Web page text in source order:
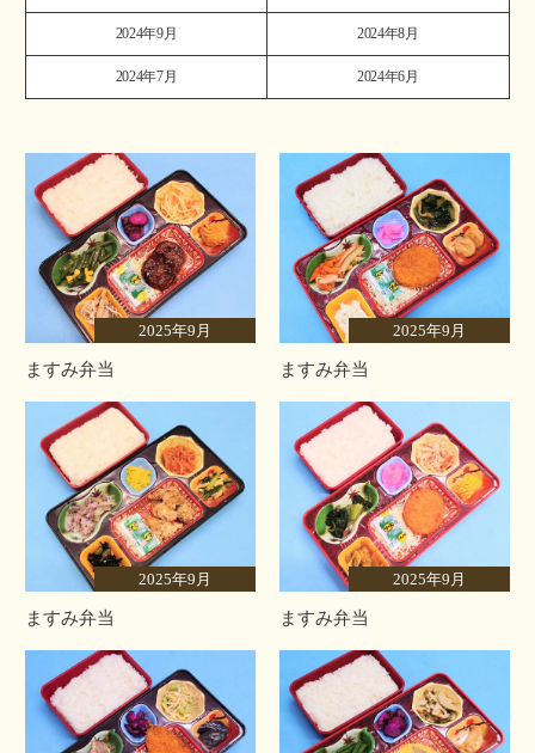
2024年9月 2024年8月
2024年7月 2024年6月
2025年9月
ますみ弁当
2025年9月
ますみ弁当
2025年9月
ますみ弁当
2025年9月
ますみ弁当